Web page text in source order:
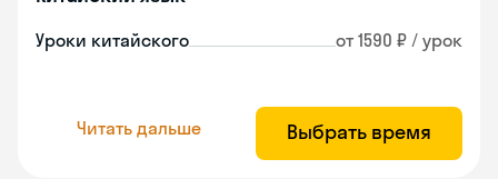
Уроки китайского от 1590 ₽ / урок
Читать дальше Выбрать время